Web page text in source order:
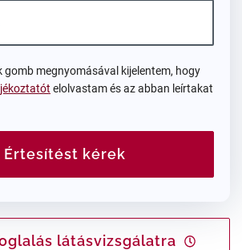
gomb megnyomásával kijelentem, hogy
elolvastam és az abban leírtakat
Értesítést kérek
látásvizsgálatra